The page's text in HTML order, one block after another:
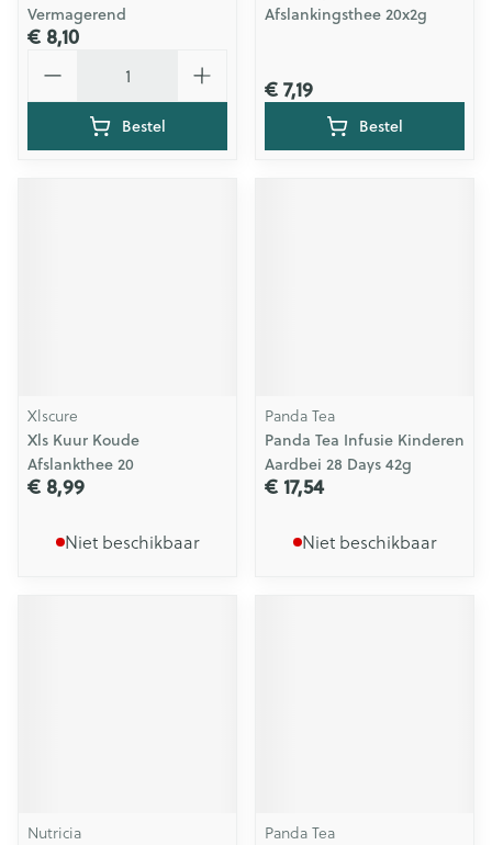
Vermagerend
€ 8,10
Bestel
Afslankingsthee 20x2g
€ 7,19
Bestel
Xlscure
Xls Kuur Koude
Afslankthee 20
€ 8,99
Niet beschikbaar
Panda Tea
Panda Tea Infusie Kinderen
Aardbei 28 Days 42g
€ 17,54
Niet beschikbaar
Nutricia
Panda Tea